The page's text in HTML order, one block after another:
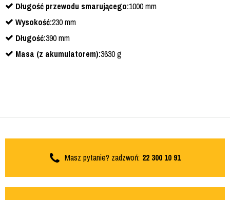
Długość przewodu smarującego:1000 mm
Wysokość:230 mm
Długość:390 mm
Masa (z akumulatorem):3630 g
Masz pytanie? zadzwoń: 22 300 10 91